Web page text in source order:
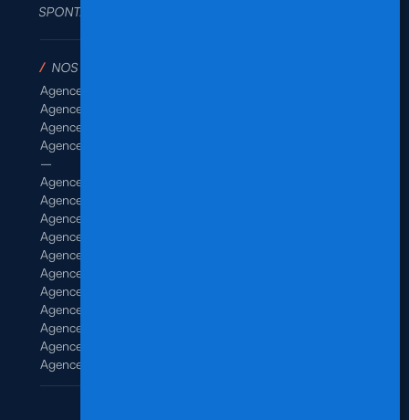
SPONTANÉE
/ NOS AGENCES
Agence de Rennes Industrie
Agence de Rennes Généraliste
Agence de Rennes BTP
Agence de Rennes Tertiaire
–
Agence de Brest
Agence de Dinan
Agence de Lamballe
Agence de Landivisiau
Agence de Pontivy
Agence de Quimper
Agence de Quimperlé
Agence de Saint-Brieuc
Agence de Saint-Malo
Agence de Vannes
Agence de Vitré